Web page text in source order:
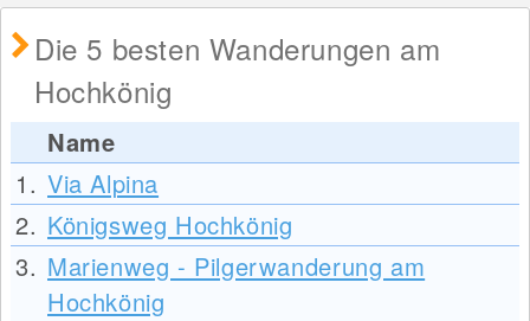
Die 5 besten Wanderungen am
Hochkönig
Name
1. Via Alpina
2. Königsweg Hochkönig
3. Marienweg - Pilgerwanderung am
Hochkönig